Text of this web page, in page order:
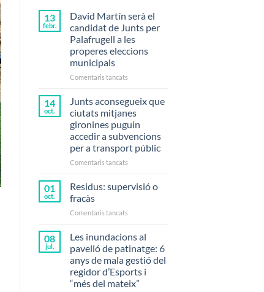
13
febr.
David Martín serà el
candidat de Junts per
Palafrugell a les
properes eleccions
municipals
Comentaris tancatsa
Martín
serà
el
candidat
de
Junts
per
les
eleccions
14
oct.
Junts aconsegueix que
ciutats mitjanes
gironines puguin
accedir a subvencions
per a transport públic
Comentaris tancatsa
aconsegueix
mitjanes
puguin
accedir
subvencions
per
a
01
oct.
Residus: supervisió o
fracàs
Comentaris tancatsa
supervisió
fracàs
08
jul.
Les inundacions al
pavelló de patinatge: 6
anys de mala gestió del
regidor d’Esports i
“més del mateix”